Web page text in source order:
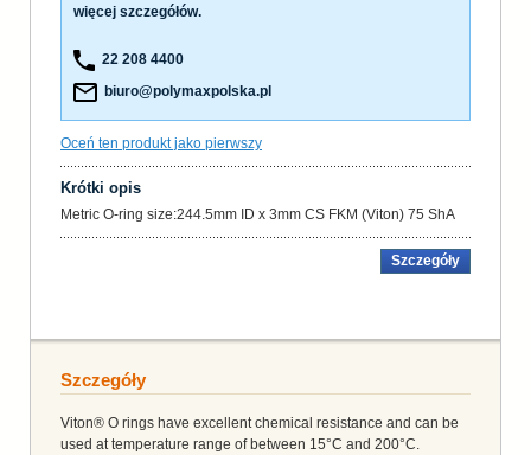
więcej szczegółów.
22 208 4400
biuro@polymaxpolska.pl
Oceń ten produkt jako pierwszy
Krótki opis
Metric O-ring size:244.5mm ID x 3mm CS FKM (Viton) 75 ShA
Szczegóły
Szczegóły
Viton® O rings have excellent chemical resistance and can be
used at temperature range of between 15°C and 200°C.